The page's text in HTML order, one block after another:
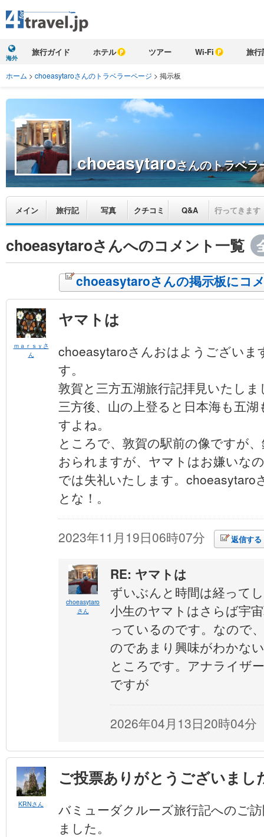
海外
旅行ガイド ホテル ツアー Wi-Fi 旅行
ホーム > choeasytaroさんのトラベラーページ > 掲示板
choeasytaroさんのトラベラ
メイン 旅行記 写真 クチコミ Q&A 行ってきます
choeasytaroさんへのコメント一覧
choeasytaroさんの掲示板にコ
ｍａｒｓｙさ
ん
ヤマトは
choeasytaroさんおはようございま
す。
敦賀と三方五湖旅行記拝見いたしま
三方後、山の上登ると日本海も五
すよね。
ところで、敦賀の駅前の像ですが
おられますが、ヤマトはお嫌いな
では失礼いたします。choeasytaro
とな！。
2023年11月19日06時07分 返信する
choeasytaro
さん
RE: ヤマトは
ずいぶんと時間は経って
小生のヤマトはさらば宇
っているのです。なので
のであまり興味がわかな
ところです。アナライザ
ですが
2026年04月13日20時04分
KRNさん
ご投票ありがとうございまし
バミューダクルーズ旅行記へのご
ました。